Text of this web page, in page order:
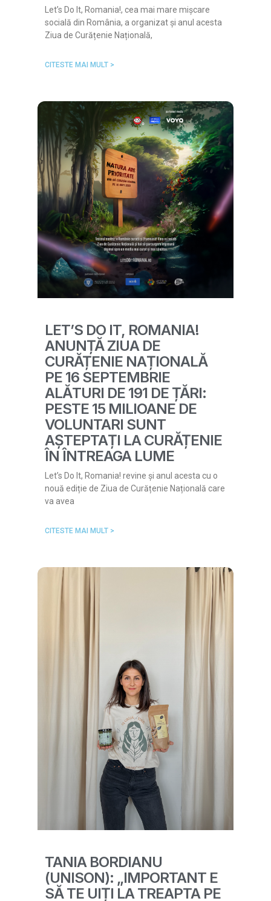
Let’s Do It, Romania!, cea mai mare mișcare
socială din România, a organizat și anul acesta
Ziua de Curățenie Națională,
CITESTE MAI MULT >
LET’S DO IT, ROMANIA!
ANUNȚĂ ZIUA DE
CURĂȚENIE NAȚIONALĂ
PE 16 SEPTEMBRIE
ALĂTURI DE 191 DE ȚĂRI:
PESTE 15 MILIOANE DE
VOLUNTARI SUNT
AȘTEPTAȚI LA CURĂȚENIE
ÎN ÎNTREAGA LUME
Let’s Do It, Romania! revine și anul acesta cu o
nouă ediție de Ziua de Curățenie Națională care
va avea
CITESTE MAI MULT >
TANIA BORDIANU
(UNISON): „IMPORTANT E
SĂ TE UIȚI LA TREAPTA PE